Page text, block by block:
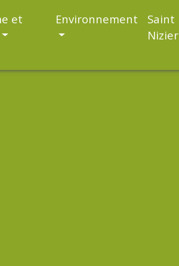
et
Environnement
Saint
Nizier